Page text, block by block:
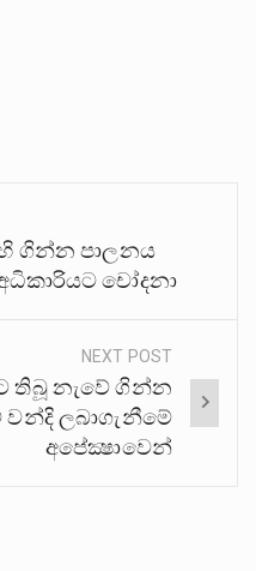
ගින්න පාලනය
චෝදනා
NEXT POST
තිබූ නැවේ ගින්න
ලබාගැනීමේ
අපේක්‍ෂාවෙන්